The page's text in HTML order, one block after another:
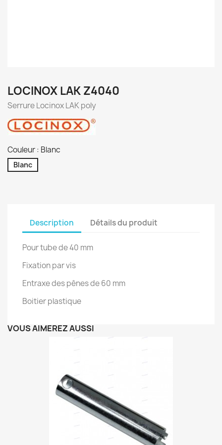
LOCINOX LAK Z4040
Serrure Locinox LAK poly
Couleur : Blanc
Blanc
Description Détails du produit
Pour tube de 40 mm
Fixation par vis
Entraxe des pênes de 60 mm
Boitier plastique
VOUS AIMEREZ AUSSI